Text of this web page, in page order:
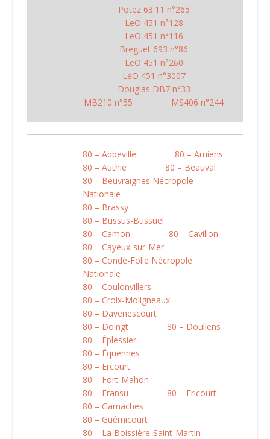
Potez 63.11 n°265
LeO 451 n°128
LeO 451 n°116
Breguet 693 n°86
LeO 451 n°260
LeO 451 n°3007
Douglas DB7 n°33
MB210 n°55
MS406 n°244
80 – Abbeville
80 – Amiens
80 – Authie
80 – Beauval
80 – Beuvraignes Nécropole
Nationale
80 – Brassy
80 – Bussus-Bussuel
80 – Camon
80 – Cavillon
80 – Cayeux-sur-Mer
80 – Condé-Folie Nécropole
Nationale
80 – Coulonvillers
80 – Croix-Moligneaux
80 – Davenescourt
80 – Doingt
80 – Doullens
80 – Éplessier
80 – Équennes
80 – Ercourt
80 – Fort-Mahon
80 – Fransu
80 – Fricourt
80 – Gamaches
80 – Guémicourt
80 – La Boissière-Saint-Martin